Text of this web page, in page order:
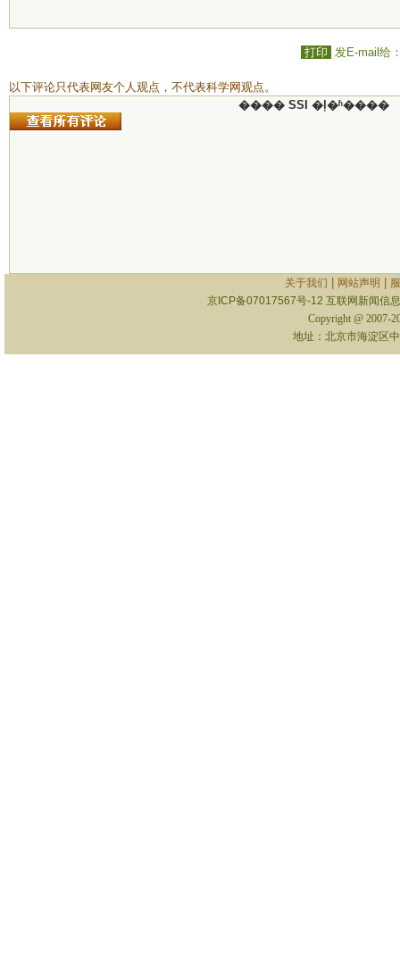
打印 发E-mail给
以下评论只代表网友个人观点，不代表科学网观点。
���� SSI �ļ�ʱ����
关于我们 网站声明
京ICP备07017567号-12 互联网新闻信
Copyright @ 2007-
地址：北京市海淀区